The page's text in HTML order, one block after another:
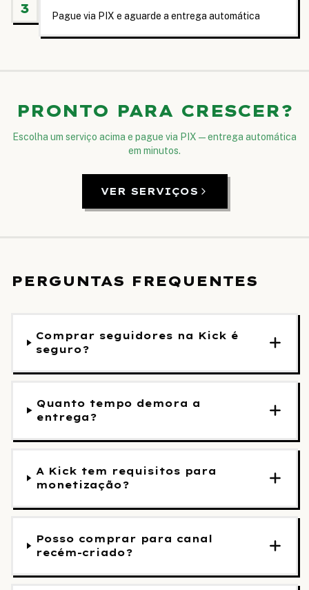
3 Pague via PIX e aguarde a entrega automática
PRONTO PARA CRESCER?
Escolha um serviço acima e pague via PIX — entrega automática
em minutos.
VER SERVIÇOS
PERGUNTAS FREQUENTES
Comprar seguidores na Kick é
seguro?
Quanto tempo demora a
entrega?
A Kick tem requisitos para
monetização?
Posso comprar para canal
recém-criado?